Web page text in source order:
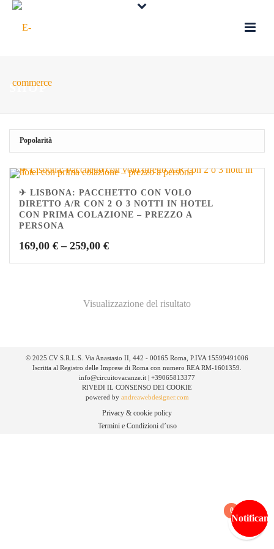
SHOP
✈ LISBONA: PACCHETTO CON VOLO
DIRETTO A/R CON 2 O 3 NOTTI IN HOTEL
CON PRIMA COLAZIONE – PREZZO A
PERSONA
169,00 € – 259,00 €
Visualizzazione del risultato
© 2025 CV S.R.L.S. Via Anastasio II, 442 - 00165 Roma, P.IVA 15599491006
Iscritta al Registro delle Imprese di Roma con numero REA RM-1601359.
info@circuitovacanze.it | +39065813377
RIVEDI IL CONSENSO DEI COOKIE
powered by andreawebdesigner.com
Privacy & cookie policy
Termini e Condizioni d’uso
0
Notificami
Notificami